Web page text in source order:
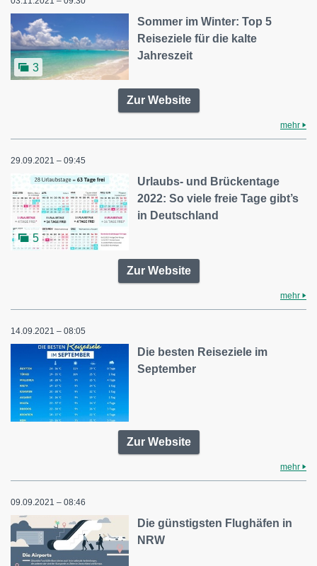
3
Sommer im Winter: Top 5
Reiseziele für die kalte
Jahreszeit
Zur Website
mehr
29.09.2021 – 09:45
5
Urlaubs- und Brückentage
2022: So viele freie Tage gibt’s
in Deutschland
Zur Website
mehr
14.09.2021 – 08:05
Die besten Reiseziele im
September
Zur Website
mehr
09.09.2021 – 08:46
Die günstigsten Flughäfen in
NRW